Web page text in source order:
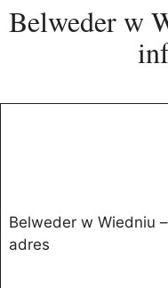
Belweder w
Belweder w Wiedniu –
adres